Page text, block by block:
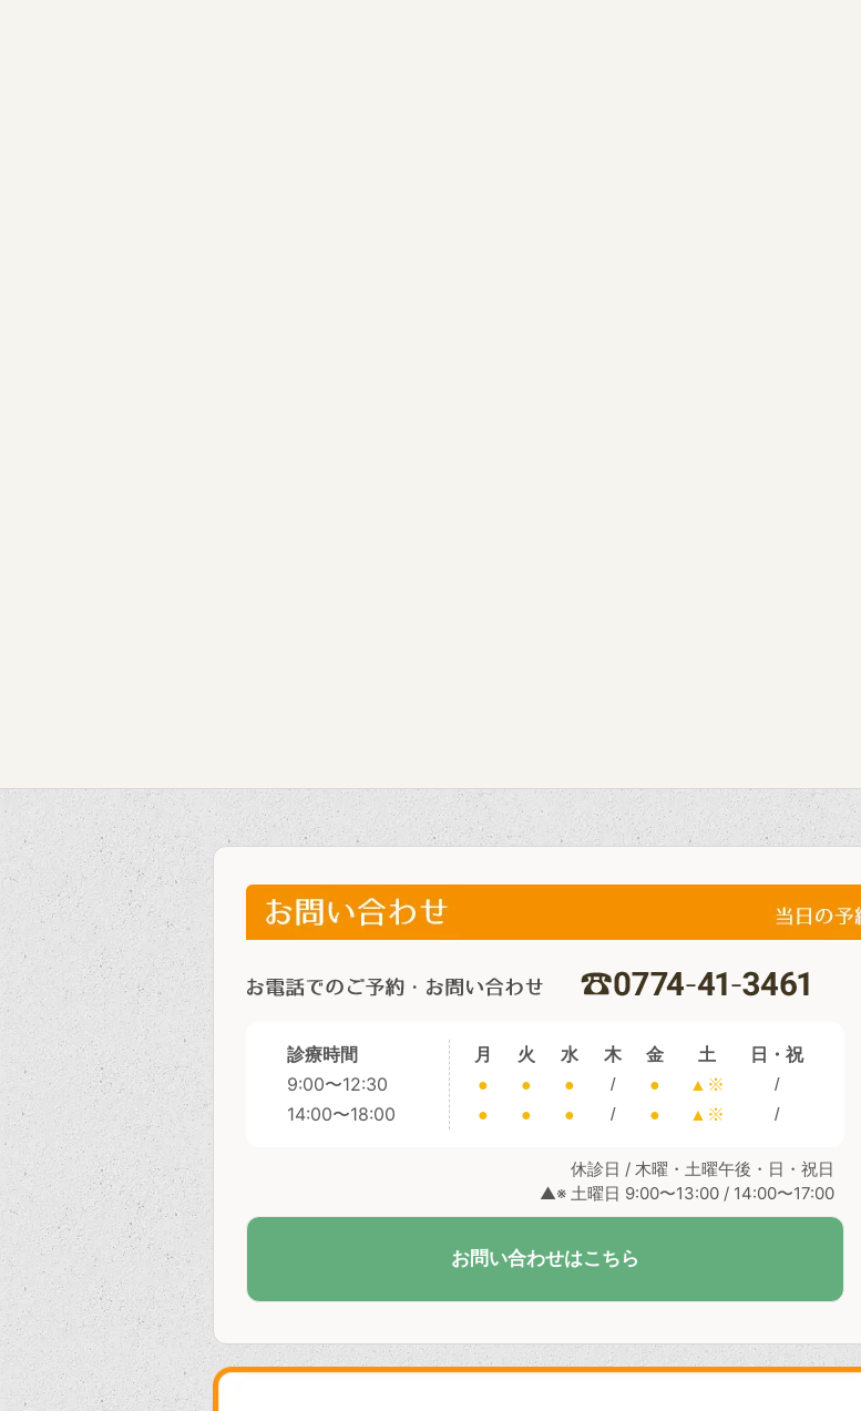
診療時間
9:00〜12:30
14:00〜18:00
月
●
●
火
●
●
水
●
●
木
/
/
金
●
●
土
▲※
▲※
日・祝
/
/
休診日 / 木曜・土曜午後・日・祝日
▲※ 土曜日 9:00〜13:00 / 14:00〜17:00
お問い合わせはこちら